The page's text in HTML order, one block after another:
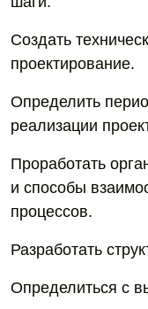
Создать
проектирование.
Определить
реализации
Проработать
и способы
процессов.
Разработать
Определиться с